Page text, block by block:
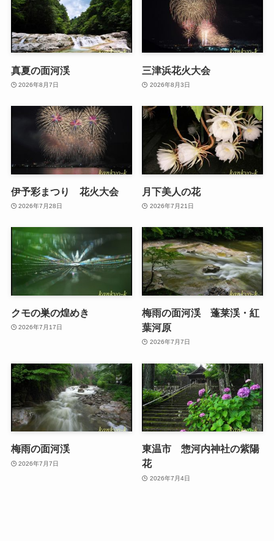
真夏の面河渓
2026年8月7日
三津浜花火大会
2026年8月3日
伊予彩まつり 花火大会
2026年7月28日
月下美人の花
2026年7月21日
クモの巣の煌めき
2026年7月17日
梅雨の面河渓 蓬莱渓・紅
葉河原
2026年7月7日
梅雨の面河渓
2026年7月7日
東温市 惣河内神社の紫陽
花
2026年7月4日